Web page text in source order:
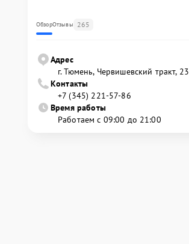
ОбзорОтзывы 265
Адрес
г. Тюмень, ​Червишевский тракт, 23
Контакты
+7 (345) 221-57-86
Время работы
Работаем с 09:00 до 21:00